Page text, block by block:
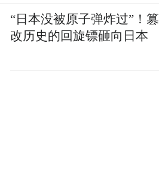
“日本没被原子弹炸过”！篡
改历史的回旋镖砸向日本